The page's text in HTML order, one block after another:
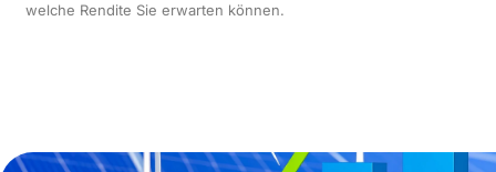
welche Rendite Sie erwarten können.